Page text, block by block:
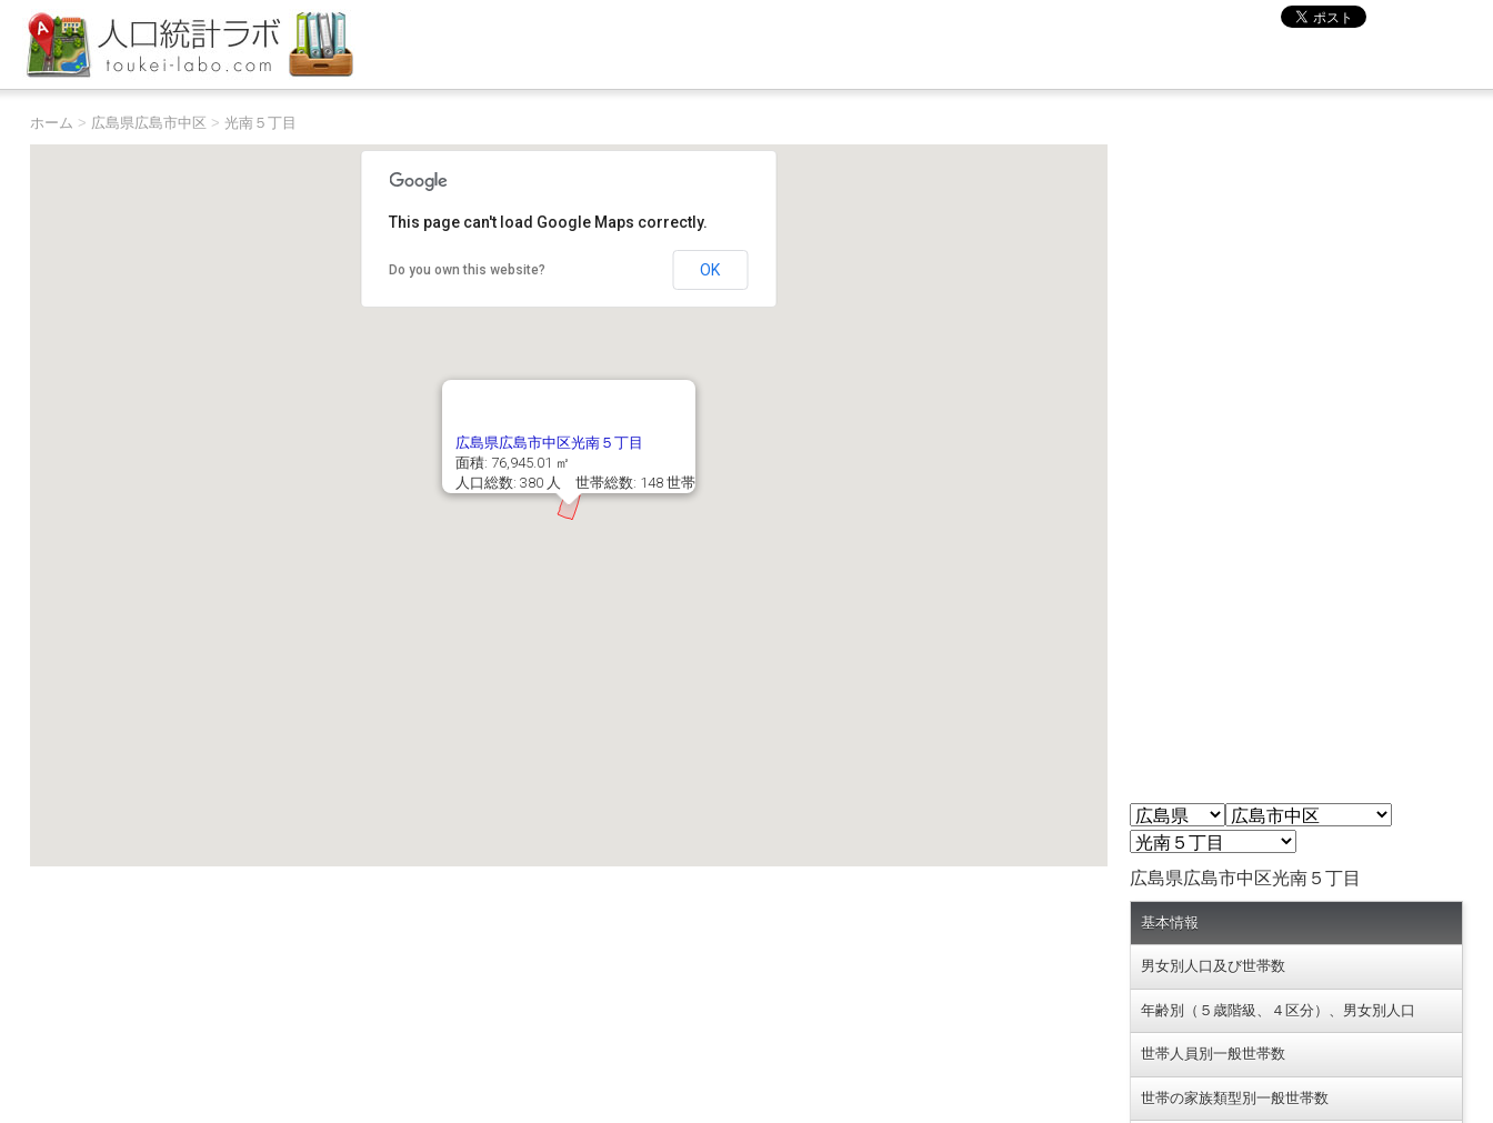
ホーム > 広島県広島市中区 > 光南５丁目
広島県広島市中区光南５丁目
面積: 76,945.01 ㎡
人口総数: 380 人 世帯総数: 148 世帯
This page can't load Google Maps correctly.
Do you own this website? OK
広島県広島市中区光南５丁目
基本情報
男女別人口及び世帯数
年齢別（５歳階級、４区分）、男女別人口
世帯人員別一般世帯数
世帯の家族類型別一般世帯数